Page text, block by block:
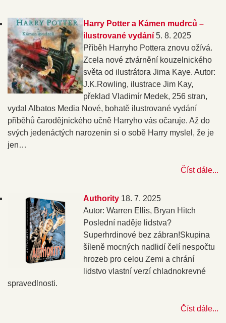
Harry Potter a Kámen mudrců –
ilustrované vydání 5. 8. 2025
Příběh Harryho Pottera znovu ožívá.
Zcela nové ztvárnění kouzelnického
světa od ilustrátora Jima Kaye. Autor:
J.K.Rowling, ilustrace Jim Kay,
překlad Vladimír Medek, 256 stran,
vydal Albatos Media Nové, bohatě ilustrované vydání
příběhů čarodějnického učně Harryho vás očaruje. Až do
svých jedenáctých narozenin si o sobě Harry myslel, že je
jen…
Číst dále...
Authority 18. 7. 2025
Autor: Warren Ellis, Bryan Hitch
Poslední naděje lidstva?
Superhrdinové bez zábran!Skupina
šíleně mocných nadlidí čelí nespočtu
hrozeb pro celou Zemi a chrání
lidstvo vlastní verzí chladnokrevné
spravedlnosti.
Číst dále...